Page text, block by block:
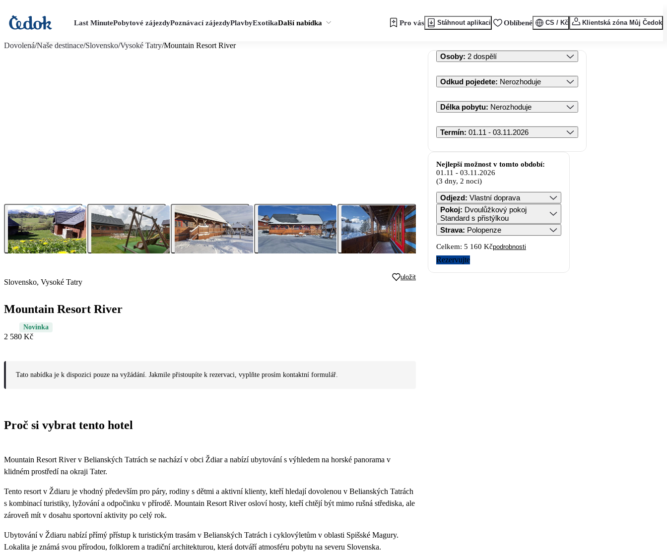
Last MinutePobytové zájezdyPoznávací zájezdyPlavbyExotikaDalší nabídka Pro vás Stáhnout aplikaci Oblíbené CS / Kč Klientská zóna Můj Čedok
Dovolená/Naše destinace/Slovensko/Vysoké Tatry/Mountain Resort River
Slovensko, Vysoké Tatry
uložit
Mountain Resort River
Novinka
2 580 Kč
Tato nabídka je k dispozici pouze na vyžádání. Jakmile přistoupíte k rezervaci, vyplňte prosím kontaktní formulář.
Proč si vybrat tento hotel
Mountain Resort River v Belianských Tatrách se nachází v obci Ždiar a nabízí ubytování s výhledem na horské panorama v
klidném prostředí na okraji Tater.
Tento resort v Ždiaru je vhodný především pro páry, rodiny s dětmi a aktivní klienty, kteří hledají dovolenou v Belianských Tatrách
s kombinací turistiky, lyžování a odpočinku v přírodě. Mountain Resort River osloví hosty, kteří chtějí být mimo rušná střediska, ale
zároveň mít v dosahu sportovní aktivity po celý rok.
Ubytování v Ždiaru nabízí přímý přístup k turistickým trasám v Belianských Tatrách i cyklovýletům v oblasti Spišské Magury.
Lokalita je známá svou přírodou, folklorem a tradiční architekturou, která dotváří atmosféru pobytu na severu Slovenska.
Osoby: 2 dospělí
Odkud pojedete: Nerozhoduje
Délka pobytu: Nerozhoduje
Termín: 01.11 - 03.11.2026
Nejlepší možnost v tomto období:
01.11 - 03.11.2026
(3 dny, 2 noci)
Odjezd: Vlastní doprava
Pokoj: Dvoulůžkový pokoj
Standard s přistýlkou
Strava: Polopenze
Celkem: 5 160 Kčpodrobnosti
Rezervujte